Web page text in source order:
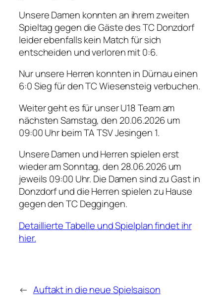
Unsere Damen konnten an ihrem zweiten
Spieltag gegen die Gäste des TC Donzdorf
leider ebenfalls kein Match für sich
entscheiden und verloren mit 0:6.
Nur unsere Herren konnten in Dürnau einen
6:0 Sieg für den TC Wiesensteig verbuchen.
Weiter geht es für unser U18 Team am
nächsten Samstag, den 20.06.2026 um
09:00 Uhr beim TA TSV Jesingen 1.
Unsere Damen und Herren spielen erst
wieder am Sonntag, den 28.06.2026 um
jeweils 09:00 Uhr. Die Damen sind zu Gast in
Donzdorf und die Herren spielen zu Hause
gegen den TC Deggingen.
Detaillierte Tabelle und Spielplan findet ihr
hier.
← Auftakt in die neue Spielsaison